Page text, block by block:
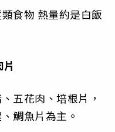
食物 熱量約是白飯
五花肉、培根片，
鯛魚片為主。